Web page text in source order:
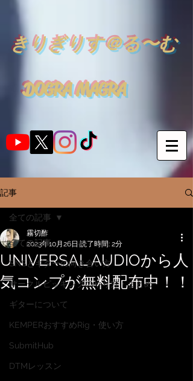
きりぎりす＠る〜む
DOGRA MAGRA
記事
全ての記事
SNSとギターの向き合い方
サークルピッキングのやり方・まとめ
ギターについて
KEMPERおすすめRig・使い方
SubmitHub
DTMレッスン
全ての記事
UNIVERSAL AUDIOから人
気コンプが無料配布中！！
霧切酢
2023年10月26日 読了時間: 2分